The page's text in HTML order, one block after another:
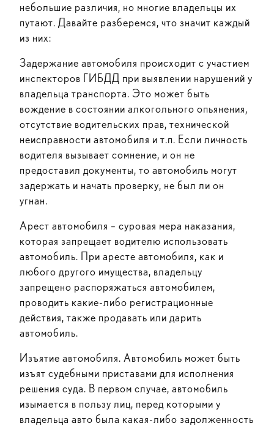
небольшие различия, но многие владельцы их
путают. Давайте разберемся, что значит каждый
из них:
Задержание автомобиля происходит с участием
инспекторов ГИБДД при выявлении нарушений у
владельца транспорта. Это может быть
вождение в состоянии алкогольного опьянения,
отсутствие водительских прав, технической
неисправности автомобиля и т.п. Если личность
водителя вызывает сомнение, и он не
предоставил документы, то автомобиль могут
задержать и начать проверку, не был ли он
угнан.
Арест автомобиля – суровая мера наказания,
которая запрещает водителю использовать
автомобиль. При аресте автомобиля, как и
любого другого имущества, владельцу
запрещено распоряжаться автомобилем,
проводить какие-либо регистрационные
действия, также продавать или дарить
автомобиль.
Изъятие автомобиля. Автомобиль может быть
изъят судебными приставами для исполнения
решения суда. В первом случае, автомобиль
изымается в пользу лиц, перед которыми у
владельца авто была какая-либо задолженность